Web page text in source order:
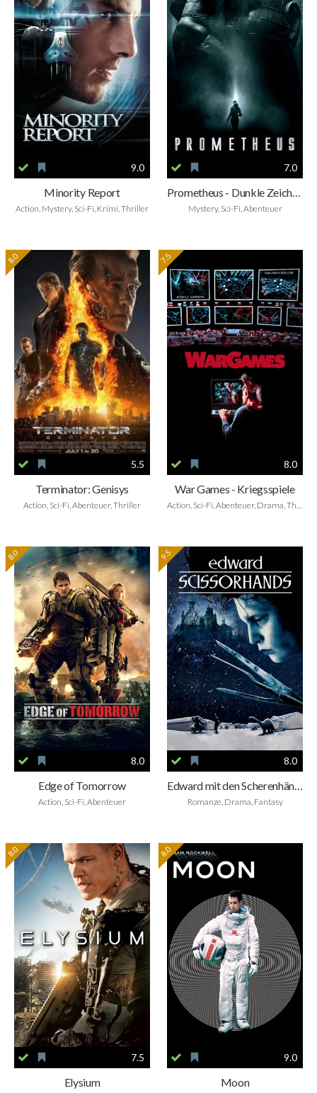
9.0
Minority Report
Action, Mystery, Sci-Fi, Krimi, Thriller
7.0
Prometheus - Dunkle Zeichen
Mystery, Sci-Fi, Abenteuer
8.0
5.5
Terminator: Genisys
Action, Sci-Fi, Abenteuer, Thriller
7.5
8.0
War Games - Kriegsspiele
Action, Sci-Fi, Abenteuer, Drama, Thriller
8.0
8.0
Edge of Tomorrow
Action, Sci-Fi, Abenteuer
9.5
8.0
Edward mit den Scherenhänden
Romanze, Drama, Fantasy
8.0
7.5
Elysium
8.0
9.0
Moon